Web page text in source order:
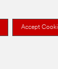
Accept